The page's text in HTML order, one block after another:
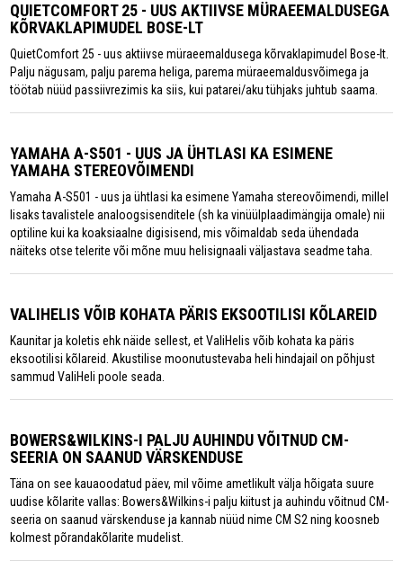
QUIETCOMFORT 25 - UUS AKTIIVSE MÜRAEEMALDUSEGA
KÕRVAKLAPIMUDEL BOSE-LT
QuietComfort 25 - uus aktiivse müraeemaldusega kõrvaklapimudel Bose-lt.
Palju nägusam, palju parema heliga, parema müraeemaldusvõimega ja
töötab nüüd passiivrezimis ka siis, kui patarei/aku tühjaks juhtub saama.
YAMAHA A-S501 - UUS JA ÜHTLASI KA ESIMENE
YAMAHA STEREOVÕIMENDI
Yamaha A-S501 - uus ja ühtlasi ka esimene Yamaha stereovõimendi, millel
lisaks tavalistele analoogsisenditele (sh ka vinüülplaadimängija omale) nii
optiline kui ka koaksiaalne digisisend, mis võimaldab seda ühendada
näiteks otse telerite või mõne muu helisignaali väljastava seadme taha.
VALIHELIS VÕIB KOHATA PÄRIS EKSOOTILISI KÕLAREID
Kaunitar ja koletis ehk näide sellest, et ValiHelis võib kohata ka päris
eksootilisi kõlareid. Akustilise moonutustevaba heli hindajail on põhjust
sammud ValiHeli poole seada.
BOWERS&WILKINS-I PALJU AUHINDU VÕITNUD CM-
SEERIA ON SAANUD VÄRSKENDUSE
Täna on see kauaoodatud päev, mil võime ametlikult välja hõigata suure
uudise kõlarite vallas: Bowers&Wilkins-i palju kiitust ja auhindu võitnud CM-
seeria on saanud värskenduse ja kannab nüüd nime CM S2 ning koosneb
kolmest põrandakõlarite mudelist.